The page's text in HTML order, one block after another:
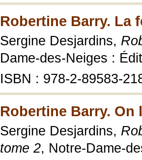
Robertine Barry. La
Sergine Desjardins,
Dame-des-Neiges :
ISBN : 978-2-89583-
Robertine Barry. On
Sergine Desjardins,
tome 2, Notre-Dame-